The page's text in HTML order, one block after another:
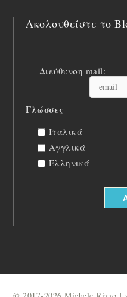
Ακολουθείστε το
Διεύθυνση mail:
Γλώσσες
Ιταλικά
Αγγλικά
Ελληνικά